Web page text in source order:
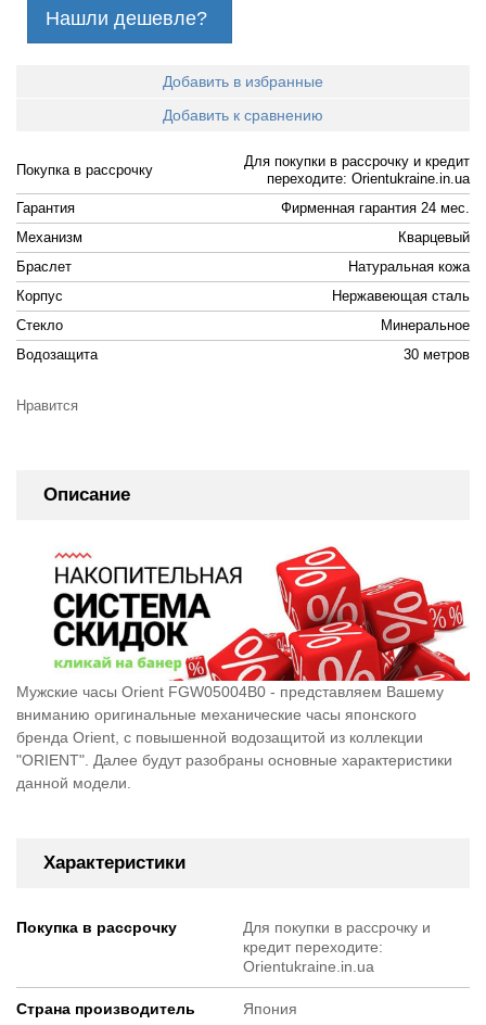
Нашли дешевле?
Добавить в избранные
Добавить к сравнению
Покупка в рассрочку
Для покупки в рассрочку и кредит
переходите: Orientukraine.in.ua
Гарантия
Фирменная гарантия 24 мес.
Механизм
Кварцевый
Браслет
Натуральная кожа
Корпус
Нержавеющая сталь
Стекло
Минеральное
Водозащита
30 метров
Нравится
Описание
Мужские часы Orient FGW05004B0 - представляем Вашему
вниманию оригинальные механические часы японского
бренда Orient, c повышенной водозащитой из коллекции
"ORIENT". Далее будут разобраны основные характеристики
данной модели.
Характеристики
Покупка в рассрочку
Для покупки в рассрочку и
кредит переходите:
Orientukraine.in.ua
Страна производитель Япония